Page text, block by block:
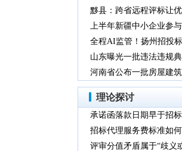
项目
黟县：跨省远程评标让
落地
上半年新疆中小企业参
额创新高
全程AI监管！扬州招投
山东曝光一批违法违规
河南省公布一批房屋建
施工程招标投标违法违
理论探讨
承诺函落款日期早于招
有效吗
招标代理服务费标准如
中标人支付吗？
评审分值矛盾属于“歧义